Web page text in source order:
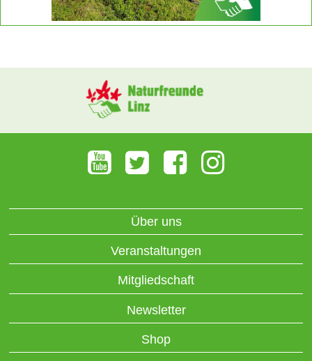
Über uns
Veranstaltungen
Mitgliedschaft
Newsletter
Shop